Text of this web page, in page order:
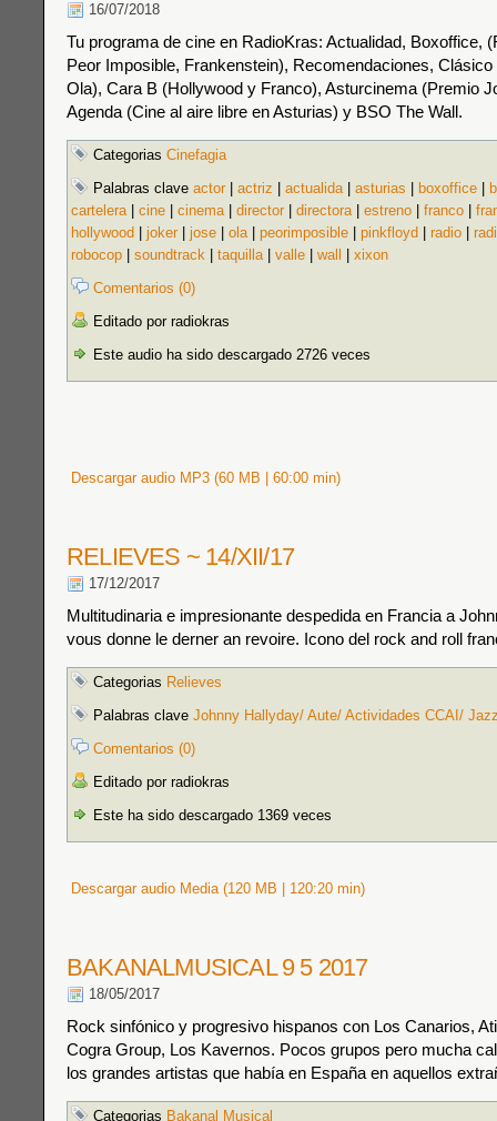
16/07/2018
Tu programa de cine en RadioKras: Actualidad, Boxoffice,
Peor Imposible, Frankenstein), Recomendaciones,
Ola), Cara B (Hollywood y Franco), Asturcinema (Premio
Agenda (Cine al aire libre en Asturias) y BSO The Wall.
Categorias Cinefagia
Palabras clave actor actriz actualida| asturias boxoffice
cartelera| cine cinema| director directora| estreno franco
hollywood
joker jose ola| peorimposible pinkfloyd radio
robocop
soundtrack taquilla| valle wall
xixon
Comentarios (0)
Editado por radiokras
Este audio ha sido descargado 2726 veces
Descargar audio MP3 (60 MB | 60:00 min)
RELIEVES ~ 14/XII/17
17/12/2017
Multitudinaria e impresionante despedida en Francia a
vous donne le derner an revoire. Icono del rock and roll
Categorias Relieves
Palabras clave Johnny Hallyday/ Aute/ Actividades CCAI/
Comentarios (0)
Editado por radiokras
Este ha sido descargado 1369 veces
Descargar audio Media (120 MB | 120:20 min)
BAKANALMUSICAL 9 5 2017
18/05/2017
Rock sinfónico y progresivo hispanos con Los Canarios,
Cogra Group, Los Kavernos. Pocos grupos pero mucha
los grandes artistas que había en España en aquellos
Categorias Bakanal Musical